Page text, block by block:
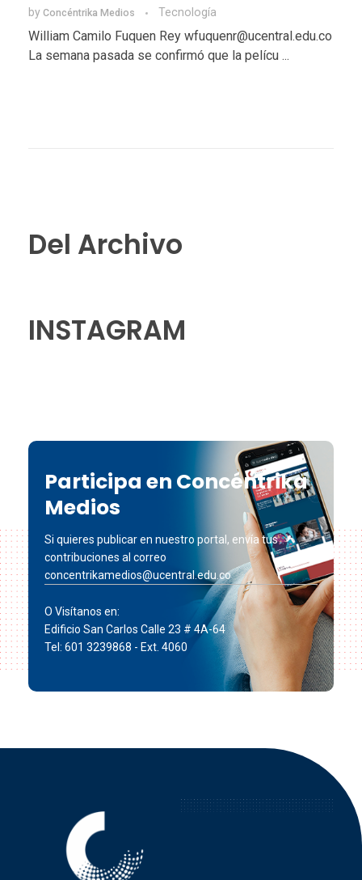
by Concéntrika Medios Tecnologí­a
William Camilo Fuquen Rey wfuquenr@ucentral.edu.co
La semana pasada se confirmó que la pelícu ...
Del Archivo
INSTAGRAM
Participa en Concéntrika
Medios
Si quieres publicar en nuestro portal, envía tus
contribuciones al correo
concentrikamedios@ucentral.edu.co
O Visítanos en:
Edificio San Carlos Calle 23 # 4A-64
Tel: 601 3239868 - Ext. 4060